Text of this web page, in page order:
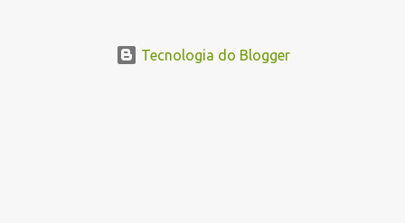
Tecnologia do Blogger